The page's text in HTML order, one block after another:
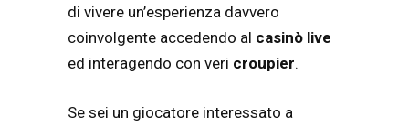
di vivere un’esperienza davvero
coinvolgente accedendo al casinò live
ed interagendo con veri croupier.
Se sei un giocatore interessato a